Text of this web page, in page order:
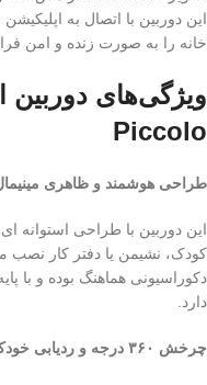
این دوربین با اتصال به
خانه را به‌ صورت زنده و امن
ویژگی‌های دوربین
Piccolo
طراحی هوشمند و ظاهری
این دوربین با طراحی استوانه‌
کودک، نشیمن یا دفتر کار نصب
دکوراسیونی هماهنگ بوده و با
دارد.
چرخش ۳۶۰ درجه و ردیابی خودکار